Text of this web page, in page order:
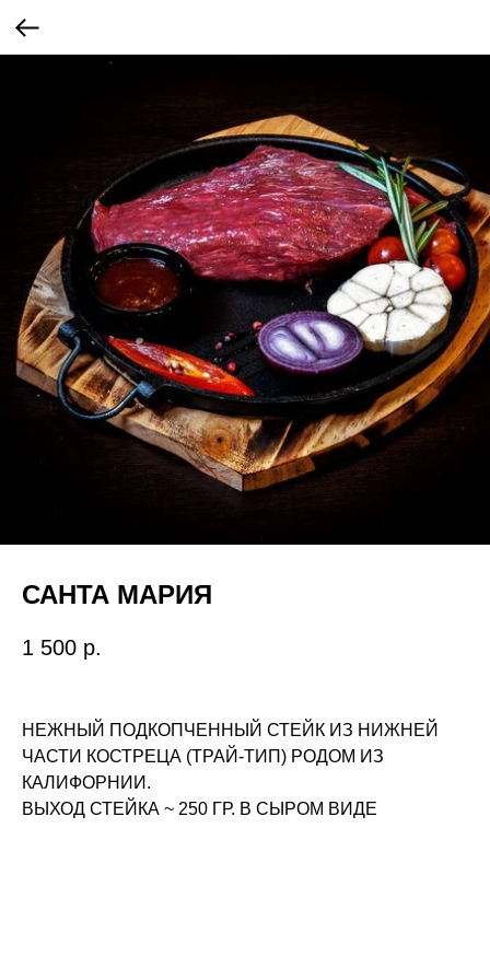
САНТА МАРИЯ
1 500 р.
НЕЖНЫЙ ПОДКОПЧЕННЫЙ СТЕЙК ИЗ НИЖНЕЙ
ЧАСТИ КОСТРЕЦА (ТРАЙ-ТИП) РОДОМ ИЗ
КАЛИФОРНИИ.
ВЫХОД СТЕЙКА ~ 250 ГР. В СЫРОМ ВИДЕ